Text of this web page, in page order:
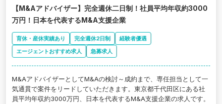
【M&Aアドバイザー】完全週休二日制！社員平均年収約3000
万円！日本を代表するM&A支援企業
育休・産休実績あり 完全週休2日制
経験者優遇
エージェントおすすめ求人
急募求人
M&AアドバイザーとしてM&Aの検討～成約まで、専任担当として一
気通貫で案件をリードしていただきます。東京都千代田区にある社
員平均年収約3000万円、日本を代表するM&A支援企業の求人です。